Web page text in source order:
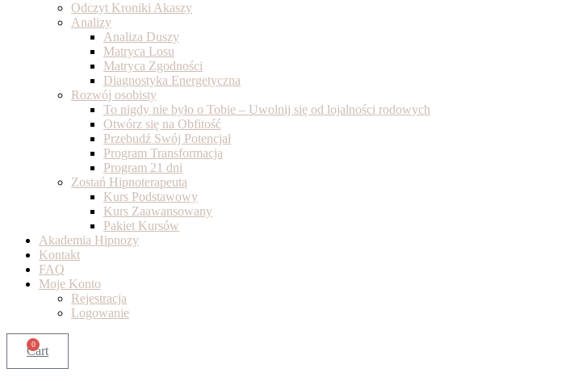
Odczyt Kroniki Akaszy
Analizy
Analiza Duszy
Matryca Losu
Matryca Zgodności
Diagnostyka Energetyczna
Rozwój osobisty
To nigdy nie było o Tobie – Uwolnij się od lojalności rodowych
Otwórz się na Obfitość
Przebudź Swój Potencjał
Program Transformacja
Program 21 dni
Zostań Hipnoterapeutą
Kurs Podstawowy
Kurs Zaawansowany
Pakiet Kursów
Akademia Hipnozy
Kontakt
FAQ
Moje Konto
Rejestracja
Logowanie
0
Cart